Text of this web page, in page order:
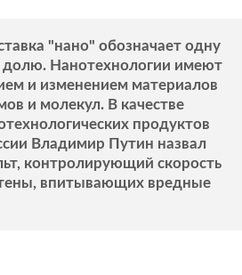
"нано" обозначает одну
Нанотехнологии имеют
и изменением материалов
и молекул. В качестве
продуктов
Владимир Путин назвал
контролирующий скорость
впитывающих вредные